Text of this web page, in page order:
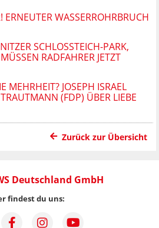
WASSERROHRBRUCH
SCHLOSSTEICH-PARK, A
RADFAHRER JETZT A
MEHRHEIT? JOSEPH ISRAEL
(FDP) ÜBER LIEBE
Zurück zur Übersicht
Deutschland GmbH
findest du uns: